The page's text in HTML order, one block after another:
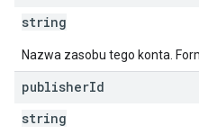
string
Nazwa zasobu tego konta.
publisherId
string